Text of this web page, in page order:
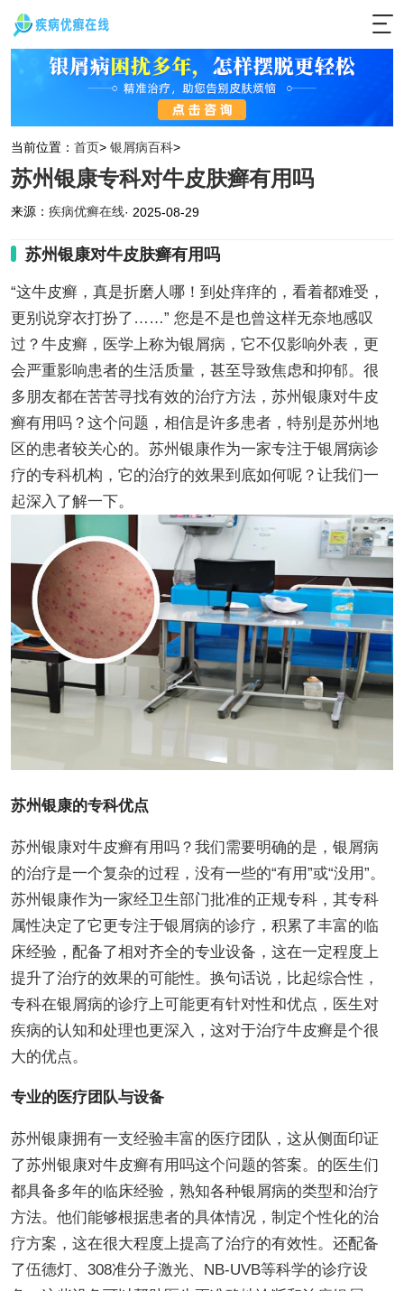
当前位置： 首页> 银屑病百科>
苏州银康专科对牛皮肤癣有用吗
来源： 疾病优癣在线· 2025-08-29
苏州银康对牛皮肤癣有用吗
“这牛皮癣，真是折磨人哪！到处痒痒的，看着都难受，
更别说穿衣打扮了……” 您是不是也曾这样无奈地感叹
过？牛皮癣，医学上称为银屑病，它不仅影响外表，更
会严重影响患者的生活质量，甚至导致焦虑和抑郁。很
多朋友都在苦苦寻找有效的治疗方法，苏州银康对牛皮
癣有用吗？这个问题，相信是许多患者，特别是苏州地
区的患者较关心的。苏州银康作为一家专注于银屑病诊
疗的专科机构，它的治疗的效果到底如何呢？让我们一
起深入了解一下。
苏州银康的专科优点
苏州银康对牛皮癣有用吗？我们需要明确的是，银屑病
的治疗是一个复杂的过程，没有一些的“有用”或“没用”。
苏州银康作为一家经卫生部门批准的正规专科，其专科
属性决定了它更专注于银屑病的诊疗，积累了丰富的临
床经验，配备了相对齐全的专业设备，这在一定程度上
提升了治疗的效果的可能性。换句话说，比起综合性，
专科在银屑病的诊疗上可能更有针对性和优点，医生对
疾病的认知和处理也更深入，这对于治疗牛皮癣是个很
大的优点。
专业的医疗团队与设备
苏州银康拥有一支经验丰富的医疗团队，这从侧面印证
了苏州银康对牛皮癣有用吗这个问题的答案。的医生们
都具备多年的临床经验，熟知各种银屑病的类型和治疗
方法。他们能够根据患者的具体情况，制定个性化的治
疗方案，这在很大程度上提高了治疗的有效性。还配备
了伍德灯、308准分子激光、NB-UVB等科学的诊疗设